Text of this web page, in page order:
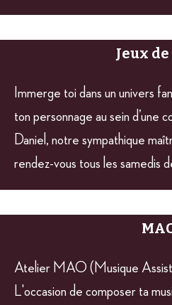
Jeux
Immerge toi dans un univers
ton personnage au sein d’une
Daniel, notre sympathique
rendez-vous tous les samedis
Atelier MAO (Musique
L'occasion de composer ta